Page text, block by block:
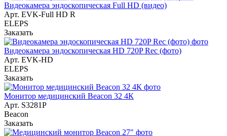
Видеокамера эндоскопическая Full HD (видео)
Арт. EVK-Full HD R
ELEPS
Заказать
Видеокамера эндоскопическая HD 720P Rec (фото)
Арт. EVK-HD
ELEPS
Заказать
Монитор медицинский Beacon 32 4К
Арт. S3281P
Beacon
Заказать